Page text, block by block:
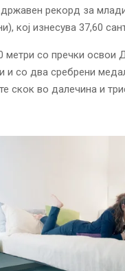
државен рекорд за
кој изнесува 37,60
метри со пречки освои
и со два сребрени
скок во далечина и